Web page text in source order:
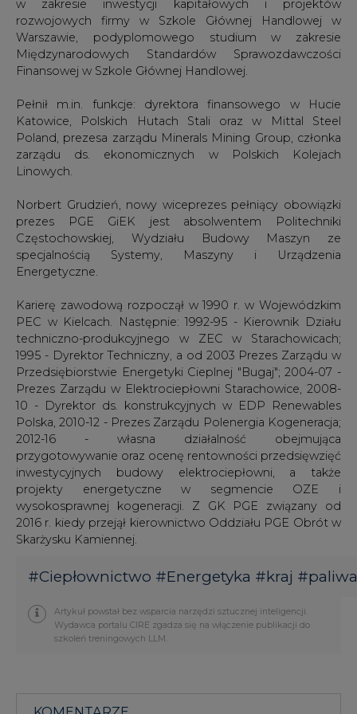
w zakresie inwestycji kapitałowych i projektów
rozwojowych firmy w Szkole Głównej Handlowej w
Warszawie, podyplomowego studium w zakresie
Międzynarodowych Standardów Sprawozdawczości
Finansowej w Szkole Głównej Handlowej.
Pełnił m.in. funkcje: dyrektora finansowego w Hucie
Katowice, Polskich Hutach Stali oraz w Mittal Steel
Poland, prezesa zarządu Minerals Mining Group, członka
zarządu ds. ekonomicznych w Polskich Kolejach
Linowych.
Norbert Grudzień, nowy wiceprezes pełniący obowiązki
prezes PGE GiEK jest absolwentem Politechniki
Częstochowskiej, Wydziału Budowy Maszyn ze
specjalnością Systemy, Maszyny i Urządzenia
Energetyczne.
Karierę zawodową rozpoczął w 1990 r. w Wojewódzkim
PEC w Kielcach. Następnie: 1992-95 - Kierownik Działu
techniczno-produkcyjnego w ZEC w Starachowicach;
1995 - Dyrektor Techniczny, a od 2003 Prezes Zarządu w
Przedsiębiorstwie Energetyki Cieplnej "Bugaj"; 2004-07 -
Prezes Zarządu w Elektrociepłowni Starachowice, 2008-
10 - Dyrektor ds. konstrukcyjnych w EDP Renewables
Polska, 2010-12 - Prezes Zarządu Polenergia Kogeneracja;
2012-16 - własna działalność obejmująca
przygotowywanie oraz ocenę rentowności przedsięwzięć
inwestycyjnych budowy elektrociepłowni, a także
projekty energetyczne w segmencie OZE i
wysokosprawnej kogeneracji. Z GK PGE związany od
2016 r. kiedy przejął kierownictwo Oddziału PGE Obrót w
Skarżysku Kamiennej.
#Ciepłownictwo #Energetyka #kraj #paliwa
Artykuł powstał bez wsparcia narzędzi sztucznej inteligencji.
Wydawca portalu CIRE zgadza się na włączenie publikacji do
szkoleń treningowych LLM.